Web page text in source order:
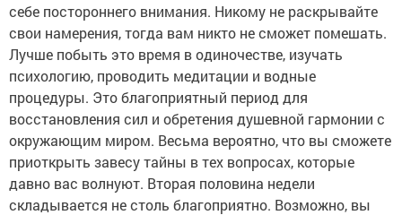
себе постороннего внимания. Никому не раскрывайте
свои намерения, тогда вам никто не сможет помешать.
Лучше побыть это время в одиночестве, изучать
психологию, проводить медитации и водные
процедуры. Это благоприятный период для
восстановления сил и обретения душевной гармонии с
окружающим миром. Весьма вероятно, что вы сможете
приоткрыть завесу тайны в тех вопросах, которые
давно вас волнуют. Вторая половина недели
складывается не столь благоприятно. Возможно, вы